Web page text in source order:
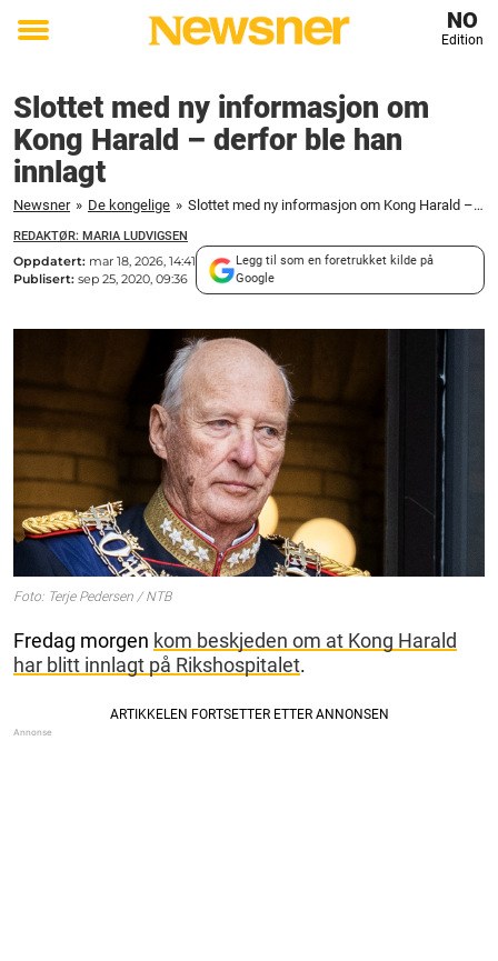
Toggle
NO
Edition
Slottet med ny informasjon om
Kong Harald – derfor ble han
innlagt
Newsner » De kongelige » Slottet med ny informasjon om Kong Harald – derfor ble han innlagt
REDAKTØR: MARIA LUDVIGSEN
Oppdatert: mar 18, 2026, 14:41
Publisert: sep 25, 2020, 09:36
Legg til som en foretrukket kilde på
Google
Foto: Terje Pedersen / NTB
Fredag morgen kom beskjeden om at Kong Harald
har blitt innlagt på Rikshospitalet.